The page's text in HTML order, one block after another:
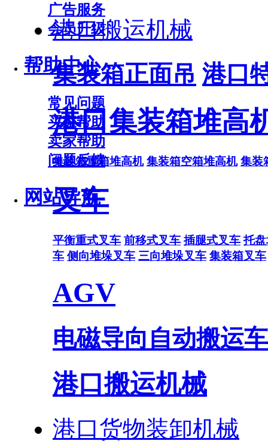
广告服务
会员升级
帮助中心
常见问题
买家帮助
卖家帮助
问题反馈
网站导航
港口搬运机械
集装箱正面吊 港口
港口集装箱堆高
集装箱重箱堆高机 集装箱空箱堆高机 集装
叉车
平衡重式叉车 前移式叉车 插腿式叉车 托
车 侧向堆垛叉车 三向堆垛叉车 集装箱叉车
AGV
电磁导向自动搬运车
港口搬运机械
港口货物装卸机械